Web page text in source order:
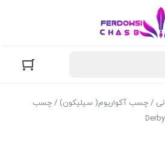
/ چسب آکواریوم( سیلیکون) / چسب